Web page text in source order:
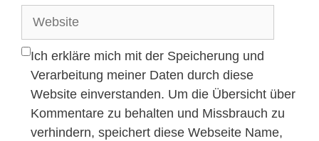
Adresse
Ich erkläre mich mit der Speicherung und
Verarbeitung meiner Daten durch diese
Website einverstanden. Um die Übersicht über
Kommentare zu behalten und Missbrauch zu
verhindern, speichert diese Webseite Name,